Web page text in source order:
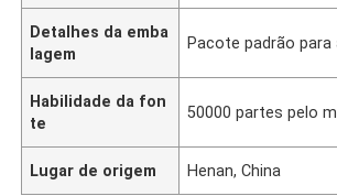
Detalhes da emba
lagem
Pacote padrão para
Habilidade da fon
te
50000 partes pelo
Lugar de origem Henan, China